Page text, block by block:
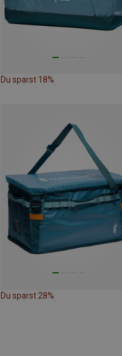
Du sparst 18%
Du sparst 28%